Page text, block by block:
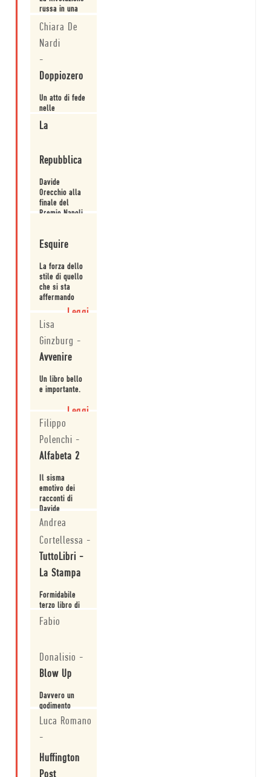
russa in una
voci: intervista
a Davide
finalista al
Premio
Bergamo.
Chiara De
Nardi
-
Doppiozero
Un atto di fede
nelle
possibilità
della scrittura
tempo e lingua
La
Repubblica
Davide
Orecchio alla
finale del
Premio Napoli,
Esquire
La forza dello
stile di quello
che si sta
affermando
come uno dei
più bravi e
letterari tra
gli scrittori
sua
Leggi
Lisa
Ginzburg -
Avvenire
Un libro bello
e importante.
Leggi
Filippo
Polenchi -
Alfabeta 2
Il sisma
emotivo dei
racconti di
Davide
Orecchio, che
vette di
altissimo
melodramma,
attraversando
astratte della
storia.
Andrea
Cortellessa -
TuttoLibri -
La Stampa
Formidabile
terzo libro di
Davide
Orecchio.
Fabio
Donalisio -
Blow Up
Davvero un
godimento
assistere a
una così
consapevole
scena di tali
minima (e
Luca Romano
-
Huffington